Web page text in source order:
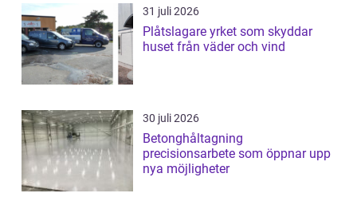
31 juli 2026
Plåtslagare yrket som skyddar
huset från väder och vind
30 juli 2026
Betonghåltagning
precisionsarbete som öppnar upp
nya möjligheter